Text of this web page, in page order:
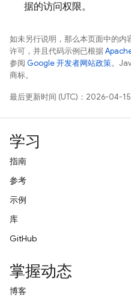
据的访问权限。
如未另行说明，那么本页面中的内
许可，并且代码示例已根据
参阅 Google 开发者网站政策。
商标。
最后更新时间 (UTC)：2026-04-15
学习
指南
参考
示例
库
GitHub
掌握动态
博客